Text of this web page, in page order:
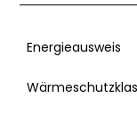
Energieausweis